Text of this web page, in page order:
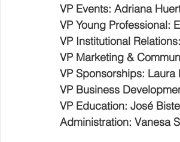
VP Events: Adriana
VP Young Professional:
VP Institutional
VP Marketing &
VP Sponsorships: Laura
VP Business
VP Education: José
Administration: Vanesa